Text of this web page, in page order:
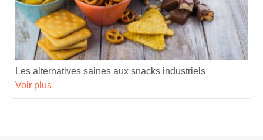
Les alternatives saines aux snacks industriels
Voir plus